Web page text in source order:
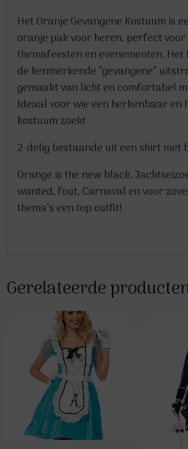
Het Oranje Gevangene Kostuum is
oranje pak voor heren, perfect
themafeesten en evenementen.
de kenmerkende “gevangene”
gemaakt van licht en comfortabel
Ideaal voor wie een herkenbaar en
kostuum zoekt
2-delig bestaande uit een shirt met
Orange is the new black,
wanted, fout, Carnaval en voor
thema’s een top outfit!
Gerelateerde